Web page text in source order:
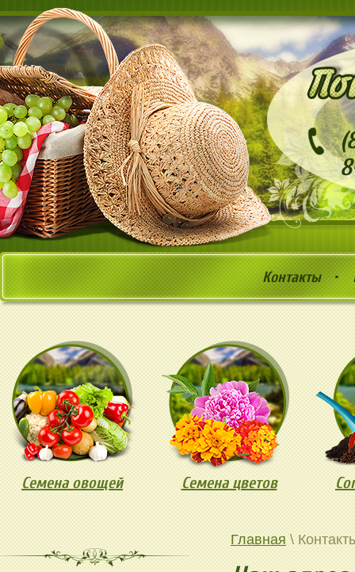
Контакты
Семена овощей Семена цветов
Главная \